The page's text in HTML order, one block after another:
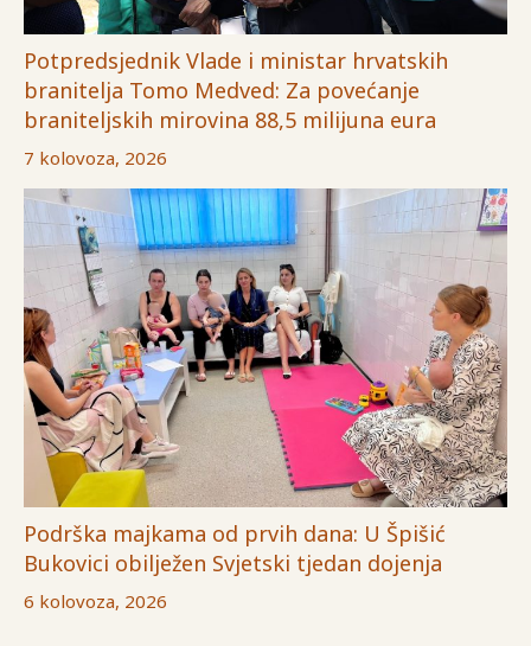
Potpredsjednik Vlade i ministar hrvatskih
branitelja Tomo Medved: Za povećanje
braniteljskih mirovina 88,5 milijuna eura
7 kolovoza, 2026
Podrška majkama od prvih dana: U Špišić
Bukovici obilježen Svjetski tjedan dojenja
6 kolovoza, 2026